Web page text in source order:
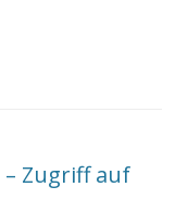
– Zugriff auf